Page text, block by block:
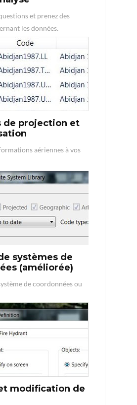
et prenez des
les données.
de projection et
aériennes à vos
systèmes de
(améliorée)
de coordonnées ou
modification de